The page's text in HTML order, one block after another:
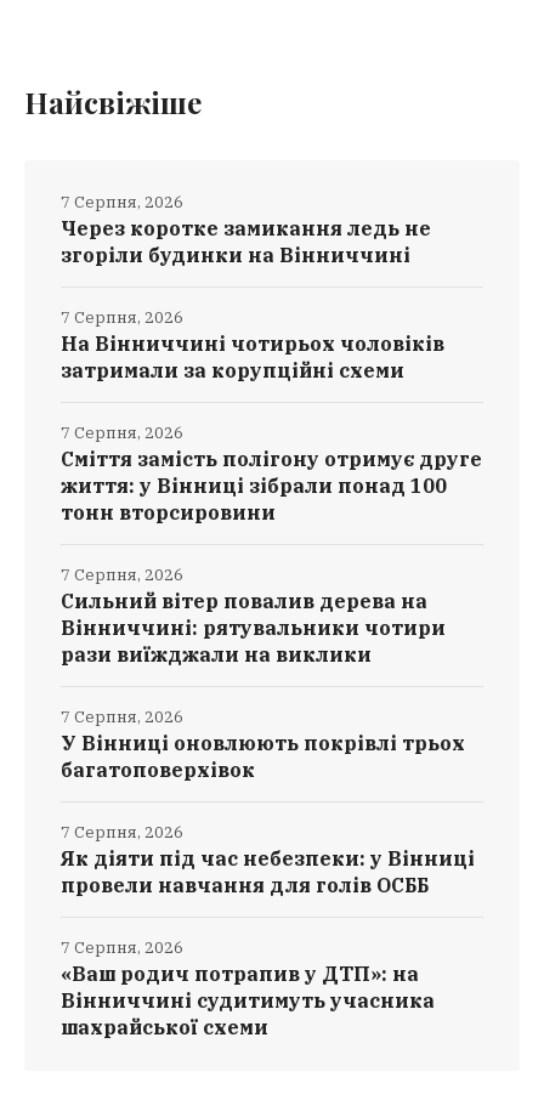
Найсвіжіше
Через коротке замикання ледь не
згоріли будинки на Вінниччині
7 Серпня, 2026
На Вінниччині чотирьох чоловіків
затримали за корупційні схеми
7 Серпня, 2026
Сміття замість полігону отримує друге
життя: у Вінниці зібрали понад 100
тонн вторсировини
7 Серпня, 2026
Сильний вітер повалив дерева на
Вінниччині: рятувальники чотири
рази виїжджали на виклики
7 Серпня, 2026
У Вінниці оновлюють покрівлі трьох
багатоповерхівок
7 Серпня, 2026
Як діяти під час небезпеки: у Вінниці
провели навчання для голів ОСББ
7 Серпня, 2026
«Ваш родич потрапив у ДТП»: на
Вінниччині судитимуть учасника
шахрайської схеми
7 Серпня, 2026